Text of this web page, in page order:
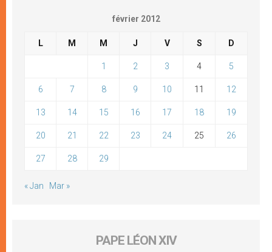
février 2012
L M M J V S D
1 2 3 4 5
6 7 8 9 10 11 12
13 14 15 16 17 18 19
20 21 22 23 24 25 26
27 28 29
« Jan Mar »
PAPE LÉON XIV